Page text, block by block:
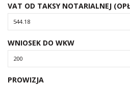
VAT OD TAKSY NOTARIALNEJ
WNIOSEK DO WKW
PROWIZJA